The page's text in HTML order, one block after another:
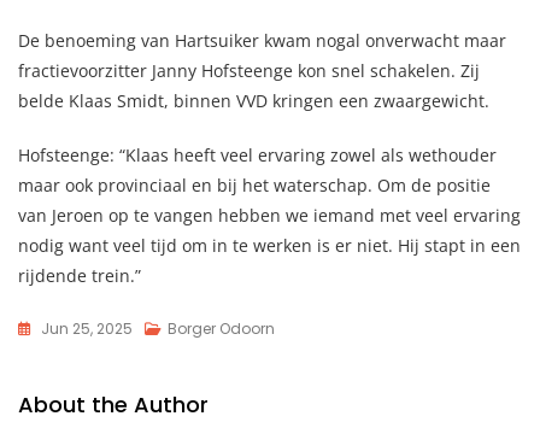
De benoeming van Hartsuiker kwam nogal onverwacht maar
fractievoorzitter Janny Hofsteenge kon snel schakelen. Zij
belde Klaas Smidt, binnen VVD kringen een zwaargewicht.
Hofsteenge: “Klaas heeft veel ervaring zowel als wethouder
maar ook provinciaal en bij het waterschap. Om de positie
van Jeroen op te vangen hebben we iemand met veel ervaring
nodig want veel tijd om in te werken is er niet. Hij stapt in een
rijdende trein.”
Jun 25, 2025 Borger Odoorn
About the Author